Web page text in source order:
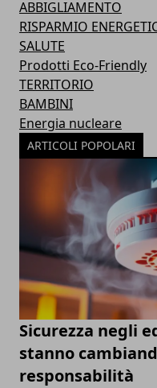
ABBIGLIAMENTO
RISPARMIO
SALUTE
Prodotti Eco-Friendly
TERRITORIO
BAMBINI
Energia nucleare
ARTICOLI POPOLARI
Sicurezza negli
stanno
responsabilità